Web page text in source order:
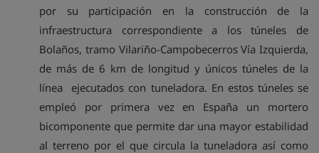
por su participación en la construcción de la
infraestructura correspondiente a los túneles de
Bolaños, tramo Vilariño-Campobecerros Vía Izquierda,
de más de 6 km de longitud y únicos túneles de la
línea ejecutados con tuneladora. En estos túneles se
empleó por primera vez en España un mortero
bicomponente que permite dar una mayor estabilidad
al terreno por el que circula la tuneladora así como